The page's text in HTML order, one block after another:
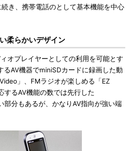
続き、携帯電話のとして基本機能を中心
柔らかいデザイン
オプレイヤーとしての利用を可能とす
るAV機器でminiSDカードに録画した動
」、FMラジオが楽しめる「EZ
するAV機能の数では先行した
部分もあるが、かなりAV指向が強い端